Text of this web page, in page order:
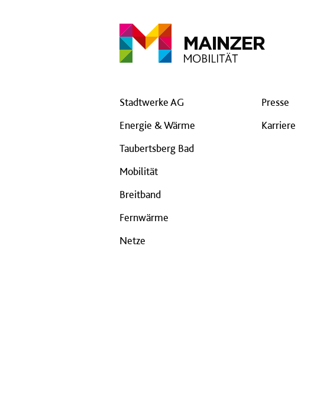
Stadtwerke AG
Energie & Wärme
Taubertsberg Bad
Mobilität
Breitband
Fernwärme
Netze
Presse
Karriere